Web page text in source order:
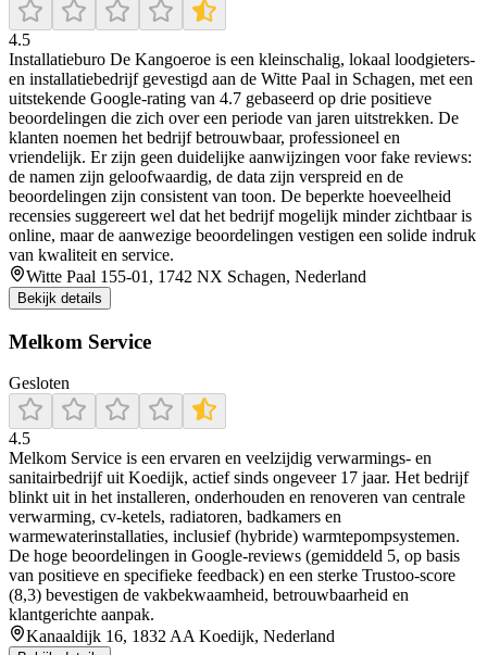
4.5
Installatieburo De Kangoeroe is een kleinschalig, lokaal loodgieters-
en installatiebedrijf gevestigd aan de Witte Paal in Schagen, met een
uitstekende Google-rating van 4.7 gebaseerd op drie positieve
beoordelingen die zich over een periode van jaren uitstrekken. De
klanten noemen het bedrijf betrouwbaar, professioneel en
vriendelijk. Er zijn geen duidelijke aanwijzingen voor fake reviews:
de namen zijn geloofwaardig, de data zijn verspreid en de
beoordelingen zijn consistent van toon. De beperkte hoeveelheid
recensies suggereert wel dat het bedrijf mogelijk minder zichtbaar is
online, maar de aanwezige beoordelingen vestigen een solide indruk
van kwaliteit en service.
Witte Paal 155-01, 1742 NX Schagen, Nederland
Bekijk details
Melkom Service
Gesloten
4.5
Melkom Service is een ervaren en veelzijdig verwarmings‑ en
sanitairbedrijf uit Koedijk, actief sinds ongeveer 17 jaar. Het bedrijf
blinkt uit in het installeren, onderhouden en renoveren van centrale
verwarming, cv‐ketels, radiatoren, badkamers en
warmewaterinstallaties, inclusief (hybride) warmtepompsystemen.
De hoge beoordelingen in Google‑reviews (gemiddeld 5, op basis
van positieve en specifieke feedback) en een sterke Trustoo‑score
(8,3) bevestigen de vakbekwaamheid, betrouwbaarheid en
klantgerichte aanpak.
Kanaaldijk 16, 1832 AA Koedijk, Nederland